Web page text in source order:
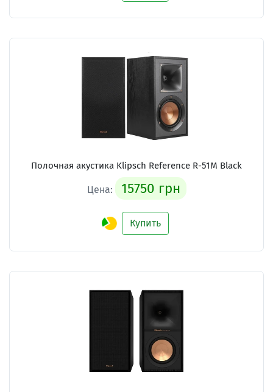
Полочная акустика Klipsch Reference R-51M Black
Цена: 15750 грн
Купить